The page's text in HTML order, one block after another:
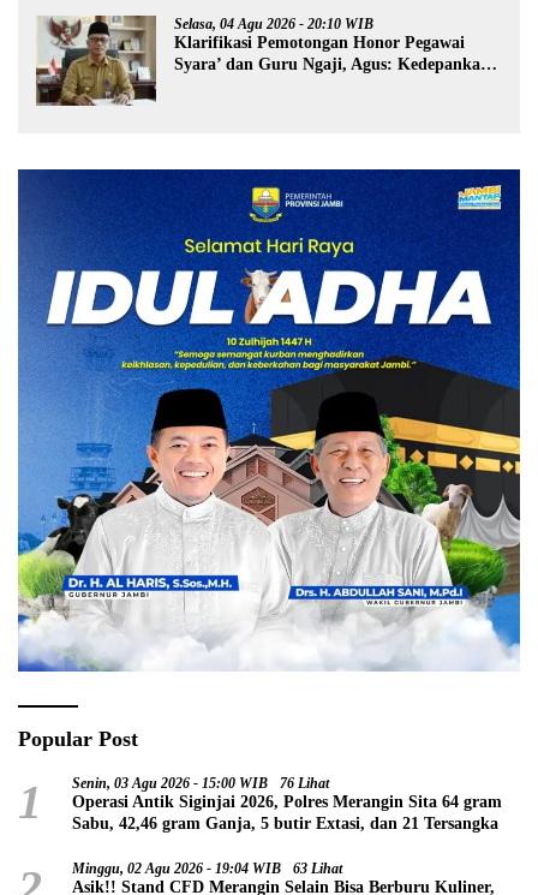
Selasa, 04 Agu 2026 - 20:10 WIB
Klarifikasi Pemotongan Honor Pegawai
Syara’ dan Guru Ngaji, Agus: Kedepankan
Popular Post
1 Senin, 03 Agu 2026 - 15:00 WIB 76 Lihat
Operasi Antik Siginjai 2026, Polres Merangin Sita 64 gram
Sabu, 42,46 gram Ganja, 5 butir Extasi, dan 21 Tersangka
Minggu, 02 Agu 2026 - 19:04 WIB 63 Lihat
Asik!! Stand CFD Merangin Selain Bisa Berburu Kuliner,